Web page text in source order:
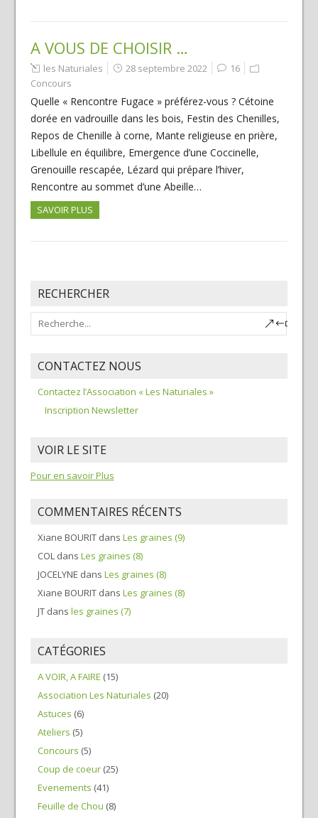
A VOUS DE CHOISIR …
les Naturiales 28 septembre 2022
16
Concours
Quelle « Rencontre Fugace » préférez-vous ? Cétoine
dorée en vadrouille dans les bois, Festin des Chenilles,
Repos de Chenille à corne, Mante religieuse en prière,
Libellule en équilibre, Emergence d’une Coccinelle,
Grenouille rescapée, Lézard qui prépare l’hiver,
Rencontre au sommet d’une Abeille…
SAVOIR PLUS
RECHERCHER
CONTACTEZ NOUS
Contactez l’Association « Les Naturiales »
Inscription Newsletter
VOIR LE SITE
Pour en savoir Plus
COMMENTAIRES RÉCENTS
Xiane BOURITdans Les graines (9)
COL dans Les graines (8)
JOCELYNE dans Les graines (8)
Xiane BOURITdans Les graines (8)
JTdans les graines (7)
CATÉGORIES
A VOIR, A FAIRE (15)
Association Les Naturiales (20)
Astuces (6)
Ateliers (5)
Concours (5)
Coup de coeur(25)
Evenements (41)
Feuille de Chou (8)